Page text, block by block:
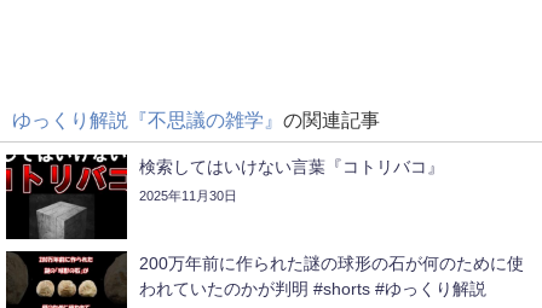
ゆっくり解説『不思議の雑学』 の関連記事
検索してはいけない言葉『コトリバコ』
2025年11月30日
200万年前に作られた謎の球形の石が何のために使
われていたのかが判明 #shorts #ゆっくり解説